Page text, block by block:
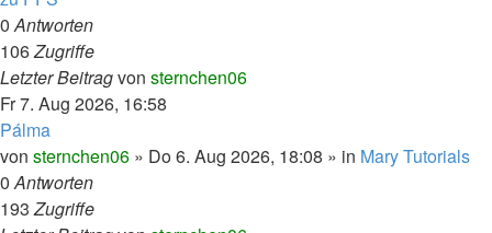
0Antworten
106Zugriffe
Letzter Beitragvon sternchen06
Fr 7. Aug 2026, 16:58
Pálma
von sternchen06 » Do 6. Aug 2026, 18:08 » in Mary Tutorials
0Antworten
193Zugriffe